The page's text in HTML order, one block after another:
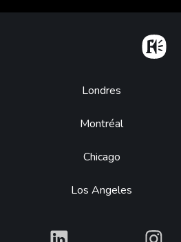
Footer
Londres
Montréal
Chicago
Los Angeles
What What